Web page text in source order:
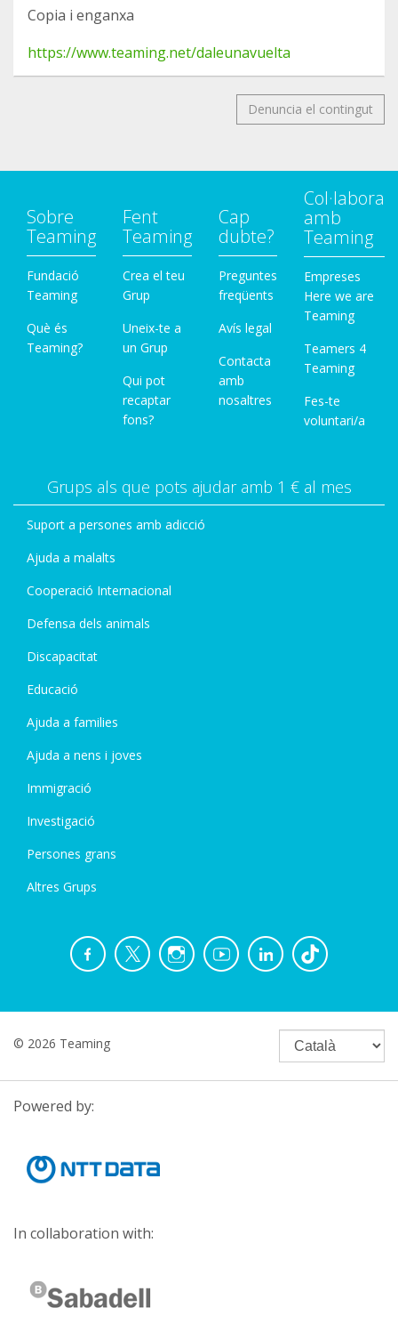
Copia i enganxa
https://www.teaming.net/daleunavuelta
Denuncia el contingut
Sobre
Teaming
Fundació
Teaming
Què és
Teaming?
Fent
Teaming
Crea el teu
Grup
Uneix-te a
un Grup
Qui pot
recaptar
fons?
Cap
dubte?
Preguntes
freqüents
Avís legal
Contacta
amb
nosaltres
Col·labora
amb
Teaming
Empreses
Here we are
Teaming
Teamers 4
Teaming
Fes-te
voluntari/a
Grups als que pots ajudar amb 1 € al mes
Suport a persones amb adicció
Ajuda a malalts
Cooperació Internacional
Defensa dels animals
Discapacitat
Educació
Ajuda a families
Ajuda a nens i joves
Immigració
Investigació
Persones grans
Altres Grups
© 2026 Teaming
Powered by:
In collaboration with: